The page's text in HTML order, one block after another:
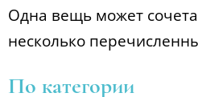
Одна вещь может
несколько
По категории